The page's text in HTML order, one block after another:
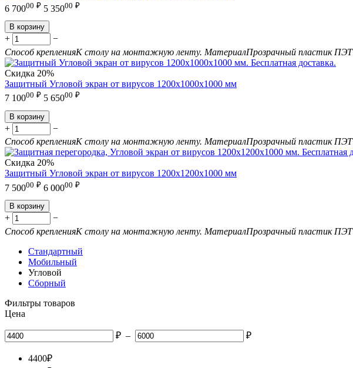
6 70000 ₽ 5 35000 ₽
В корзину
+
−
Способ крепленияК столу на монтажную ленту. МатериалПрозрачный пластик ПЭТ
Скидка 20%
Защитный Угловой экран от вирусов 1200х1000х1000 мм
7 10000 ₽ 5 65000 ₽
В корзину
+
−
Способ крепленияК столу на монтажную ленту. МатериалПрозрачный пластик ПЭТ
Скидка 20%
Защитный Угловой экран от вирусов 1200х1200х1000 мм
7 50000 ₽ 6 00000 ₽
В корзину
+
−
Способ крепленияК столу на монтажную ленту. МатериалПрозрачный пластик ПЭТ
Стандартный
Мобильный
Угловой
Сборный
Фильтры товаров
Цена
₽ – ₽
4400₽